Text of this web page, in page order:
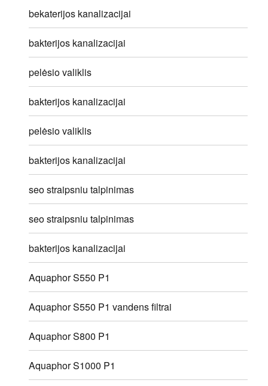
bekaterijos kanalizacijai
bakterijos kanalizacijai
pelėsio valiklis
bakterijos kanalizacijai
pelėsio valiklis
bakterijos kanalizacijai
seo straipsniu talpinimas
seo straipsniu talpinimas
bakterijos kanalizacijai
Aquaphor S550 P1
Aquaphor S550 P1 vandens filtrai
Aquaphor S800 P1
Aquaphor S1000 P1